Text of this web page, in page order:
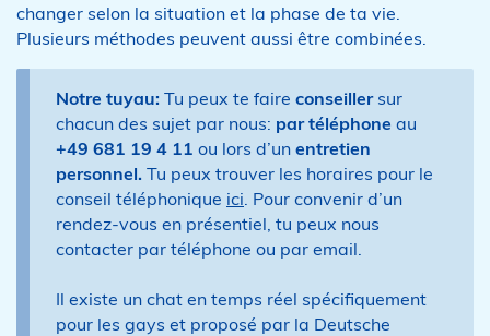
changer selon la situation et la phase de ta vie.
Plusieurs méthodes peuvent aussi être combinées.
Notre tuyau: Tu peux te faire conseillersur
chacun des sujet par nous: par téléphone au
+49 681 19 4 11 ou lors d’un entretien
personnel. Tu peux trouver les horaires pour le
conseil téléphonique ici . Pour convenir d’un
rendez-vous en présentiel, tu peux nous
contacter par téléphone ou par email.
Il existe un chat en temps réel spécifiquement
pour les gays et proposé par la Deutsche